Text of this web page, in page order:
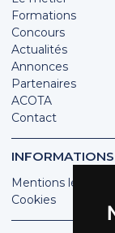
Formations
Concours
Actualités
Annonces
Partenaires
ACOTA
Contact
INFORMATIONS
Mentions légales
Cookies